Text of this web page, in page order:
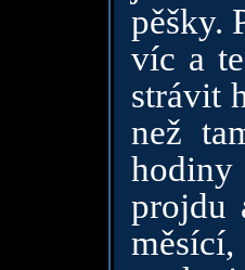
pěšky.
víc a
strávit
než
hodiny
projdu